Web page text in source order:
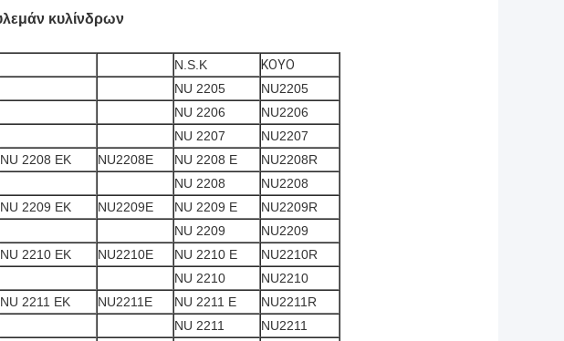
κυλίνδρων
N.S.K
KOYO
NU 2205
NU2205
NU 2206
NU2206
NU 2207
NU2207
NU 2208 ΕΚ NU2208E NU 2208 Ε
NU2208R
NU 2208
NU2208
NU 2209 ΕΚ NU2209E NU 2209 Ε
NU2209R
NU 2209
NU2209
NU 2210 ΕΚ NU2210E NU 2210 Ε
NU2210R
NU 2210
NU2210
NU 2211 ΕΚ NU2211E NU 2211 Ε
NU2211R
NU 2211
NU2211